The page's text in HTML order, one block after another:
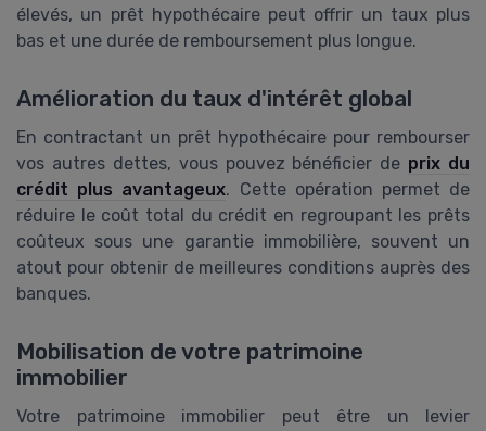
élevés, un prêt hypothécaire peut offrir un taux plus
bas et une durée de remboursement plus longue.
Amélioration du taux d'intérêt global
En contractant un prêt hypothécaire pour rembourser
vos autres dettes, vous pouvez bénéficier de prix du
crédit plus avantageux. Cette opération permet de
réduire le coût total du crédit en regroupant les prêts
coûteux sous une garantie immobilière, souvent un
atout pour obtenir de meilleures conditions auprès des
banques.
Mobilisation de votre patrimoine
immobilier
Votre patrimoine immobilier peut être un levier